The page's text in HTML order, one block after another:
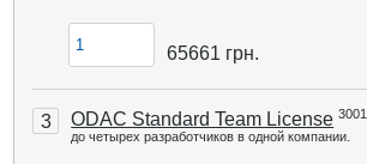
65661 грн.
3 ODAC Standard Team License
до четырех разработчиков в одной компании.